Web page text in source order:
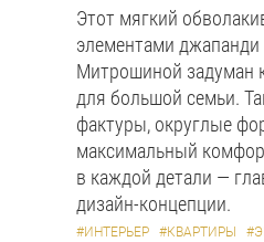
Этот мягкий
элементами
Митрошиной задуман
для большой семьи.
фактуры, округлые
максимальный
в каждой детали —
дизайн-концепции.
#ИНТЕРЬЕР #КВАРТИРЫ